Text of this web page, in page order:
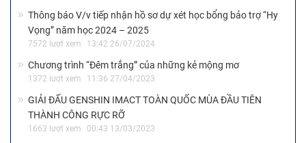
Thông báo V/v tiếp nhận hồ sơ dự xét học bổng bảo trợ “Hy
Vọng” năm học 2024 – 2025
7572 lượt xem 13:42 26/07/2024
Chương trình “Đêm trắng” của những kẻ mộng mơ
1372 lượt xem 11:36 27/04/2023
GIẢI ĐẤU GENSHIN IMACT TOÀN QUỐC MÙA ĐẦU TIÊN
THÀNH CÔNG RỰC RỠ
1663 lượt xem 00:43 13/03/2023